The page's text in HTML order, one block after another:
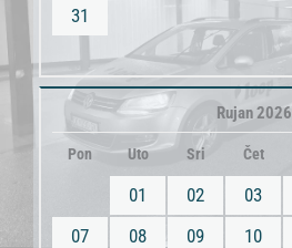
31
Rujan 2026
Pon Uto Sri Čet
01 02 03
07
08 09 10